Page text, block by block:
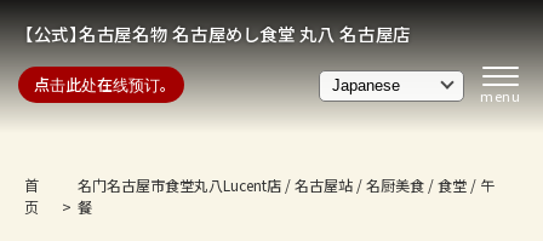
【公式】名古屋名物 名古屋めし食堂 丸八 名古屋店
点击此处在线预订。
首
页
名门名古屋市食堂丸八Lucent店 / 名古屋站 / 名厨美食 / 食堂 / 午
餐